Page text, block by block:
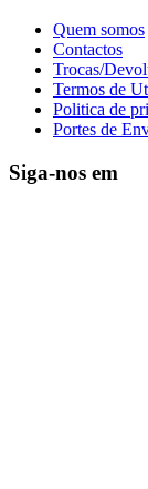
Quem somos
Contactos
Trocas/
Termos de
Politica de
Portes de
Siga-nos em